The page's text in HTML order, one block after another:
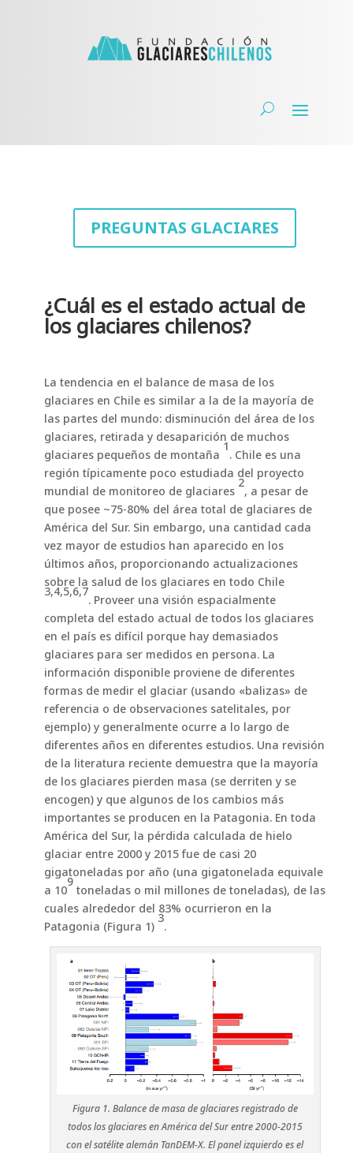
PREGUNTAS GLACIARES
¿Cuál es el estado actual de
los glaciares chilenos?
La tendencia en el balance de masa de los
glaciares en Chile es similar a la de la mayoría de
las partes del mundo: disminución del área de los
glaciares, retirada y desaparición de muchos
glaciares pequeños de montaña
1
. Chile es una
región típicamente poco estudiada del proyecto
mundial de monitoreo de glaciares
2
, a pesar de
que posee ~75-80% del área total de glaciares de
América del Sur. Sin embargo, una cantidad cada
vez mayor de estudios han aparecido en los
últimos años, proporcionando actualizaciones
sobre la salud de los glaciares en todo Chile
3,4,5,6,7
. Proveer una visión espacialmente
completa del estado actual de todos los glaciares
en el país es difícil porque hay demasiados
glaciares para ser medidos en persona. La
información disponible proviene de diferentes
formas de medir el glaciar (usando «balizas» de
referencia o de observaciones satelitales, por
ejemplo) y generalmente ocurre a lo largo de
diferentes años en diferentes estudios. Una revisión
de la literatura reciente demuestra que la mayoría
de los glaciares pierden masa (se derriten y se
encogen) y que algunos de los cambios más
importantes se producen en la Patagonia. En toda
América del Sur, la pérdida calculada de hielo
glaciar entre 2000 y 2015 fue de casi 20
gigatoneladas por año (una gigatonelada equivale
a 10
9
toneladas o mil millones de toneladas), de las
cuales alrededor del 83% ocurrieron en la
Patagonia (Figura 1)
3
.
Figura 1. Balance de masa de glaciares registrado de
todos los glaciares en América del Sur entre 2000-2015
con el satélite alemán TanDEM-X. El panel izquierdo es el